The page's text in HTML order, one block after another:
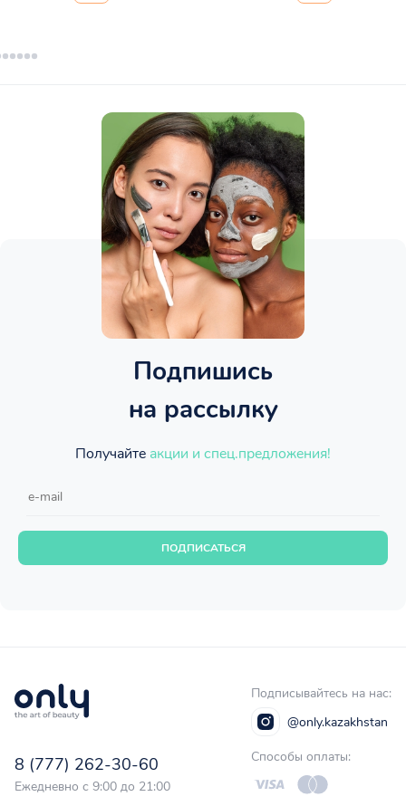
Подпишись
на рассылку
Получайте акции и спец.предложения!
ПОДПИСАТЬСЯ
8 (777) 262-30-60
Ежедневно с 9:00 до 21:00
Подписывайтесь на нас:
@only.kazakhstan
Способы оплаты: